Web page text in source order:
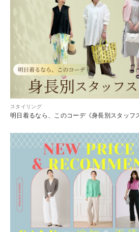
スタイリング
明日着るなら、このコーデ《身長別スタッフ